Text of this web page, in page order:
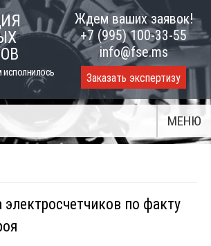
исполнилось
Ждем ваших заявок!
+7 (995) 100-33-55
info@fse.ms
Заказать экспертизу
МЕНЮ
по факту